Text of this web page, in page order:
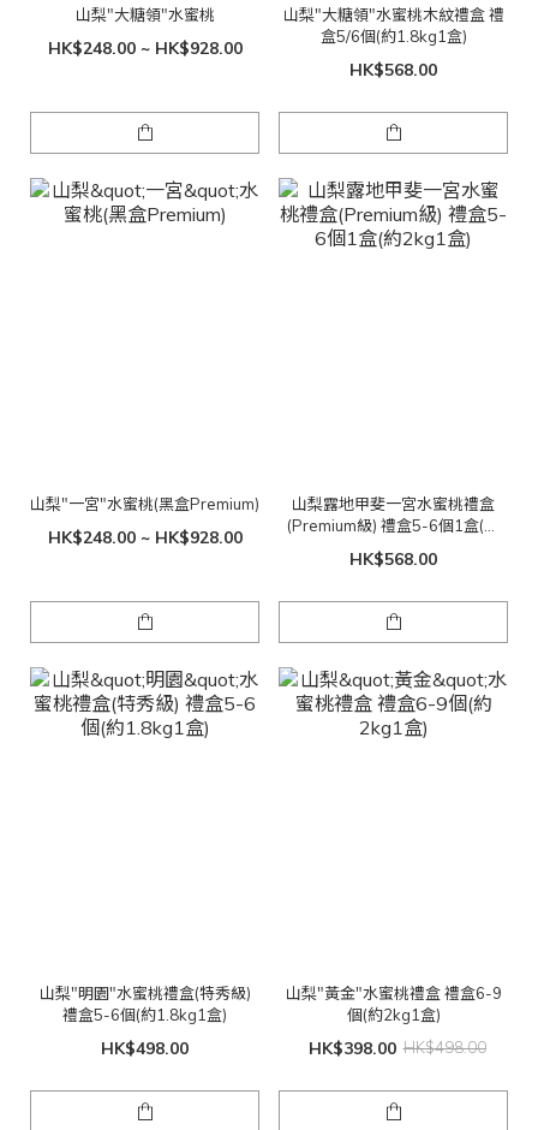
山梨"大糖領"水蜜桃
HK$248.00 ~ HK$928.00
山梨"大糖領"水蜜桃木紋禮盒 禮
盒5/6個(約1.8kg1盒)
HK$568.00
山梨"一宮"水蜜桃(黑盒Premium)
HK$248.00 ~ HK$928.00
山梨露地甲斐一宮水蜜桃禮盒
(Premium級) 禮盒5-6個1盒(約
2kg1盒)
HK$568.00
山梨"明園"水蜜桃禮盒(特秀級)
禮盒5-6個(約1.8kg1盒)
HK$498.00
山梨"黃金"水蜜桃禮盒 禮盒6-9
個(約2kg1盒)
HK$398.00 HK$498.00